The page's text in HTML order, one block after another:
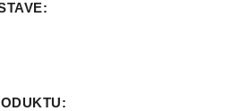
:
: